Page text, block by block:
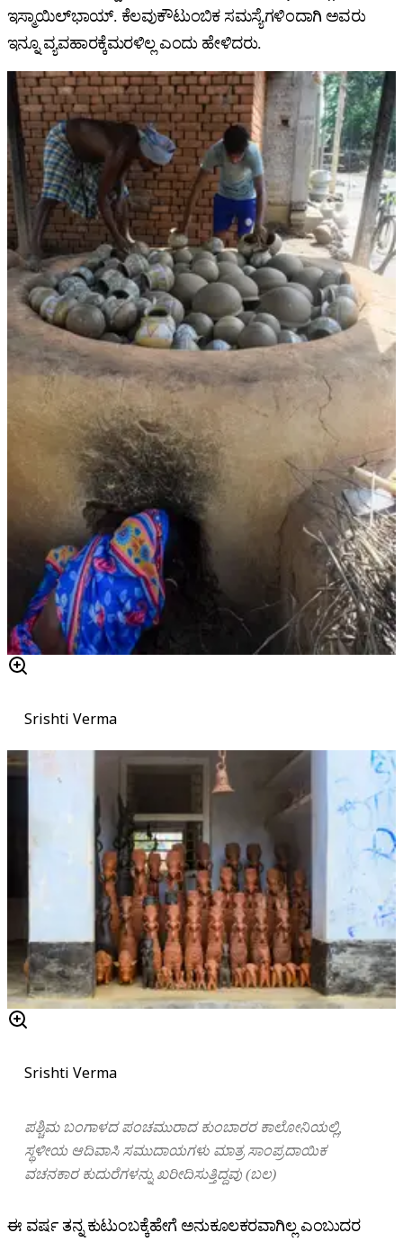
ಇಸ್ಮಾಯಿಲ್‌ಭಾಯ್. ಕೆಲವುಕೌಟುಂಬಿಕ ಸಮಸ್ಯೆಗಳಿಂದಾಗಿ ಅವರು
ಇನ್ನೂ ವ್ಯವಹಾರಕ್ಕೆಮರಳಿಲ್ಲ ಎಂದು ಹೇಳಿದರು.
Srishti Verma
Srishti Verma
ಪಶ್ಚಿಮ ಬಂಗಾಳದ ಪಂಚಮುರಾದ ಕುಂಬಾರರ ಕಾಲೋನಿಯಲ್ಲಿ,
ಸ್ಥಳೀಯ ಆದಿವಾಸಿ ಸಮುದಾಯಗಳು ಮಾತ್ರ ಸಾಂಪ್ರದಾಯಿಕ
ವಚನಕಾರ ಕುದುರೆಗಳನ್ನು ಖರೀದಿಸುತ್ತಿದ್ದವು (ಬಲ)
ಈ ವರ್ಷ ತನ್ನ ಕುಟುಂಬಕ್ಕೆಹೇಗೆ ಅನುಕೂಲಕರವಾಗಿಲ್ಲ ಎಂಬುದರ